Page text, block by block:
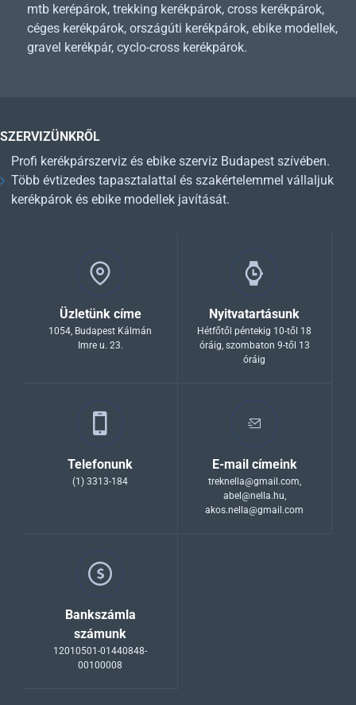
mtb kerépárok, trekking kerékpárok, cross kerékpárok,
céges kerékpárok, országúti kerékpárok, ebike modellek,
gravel kerékpár, cyclo-cross kerékpárok.
SZERVIZÜNKRŐL
Profi kerékpárszerviz és ebike szerviz Budapest szívében.
Több évtizedes tapasztalattal és szakértelemmel vállaljuk
kerékpárok és ebike modellek javítását.
Üzletünk címe
1054, Budapest Kálmán
Imre u. 23.
Nyitvatartásunk
Hétfőtől péntekig 10-től 18
óráig, szombaton 9-től 13
óráig
Telefonunk
(1) 3313-184
E-mail címeink
treknella@gmail.com,
abel@nella.hu,
akos.nella@gmail.com
Bankszámla
számunk
12010501-01440848-
00100008